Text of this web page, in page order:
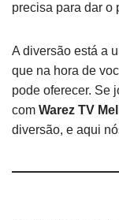
precisa para dar o
A diversão está a
que na hora de
pode oferecer. Se
com Warez TV
diversão, e aqui